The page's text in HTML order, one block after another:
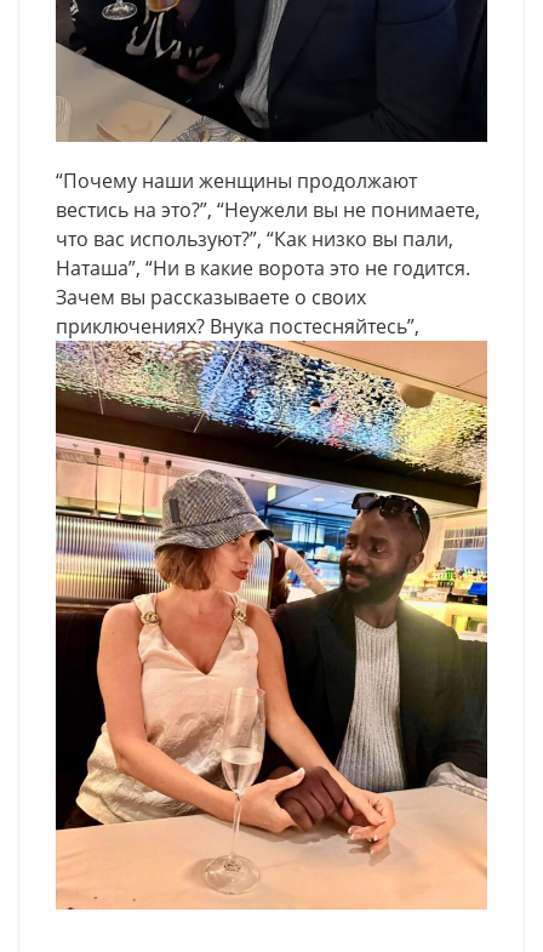
“Почему наши женщины продолжают
вестись на это?”, “Неужели вы не понимаете,
что вас используют?”, “Как низко вы пали,
Наташа”, “Ни в какие ворота это не годится.
Зачем вы рассказываете о своих
приключениях? Внука постесняйтесь”,